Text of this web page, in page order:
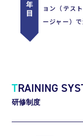
ョン（テス
ージャー）で
TRAINING
研修制度